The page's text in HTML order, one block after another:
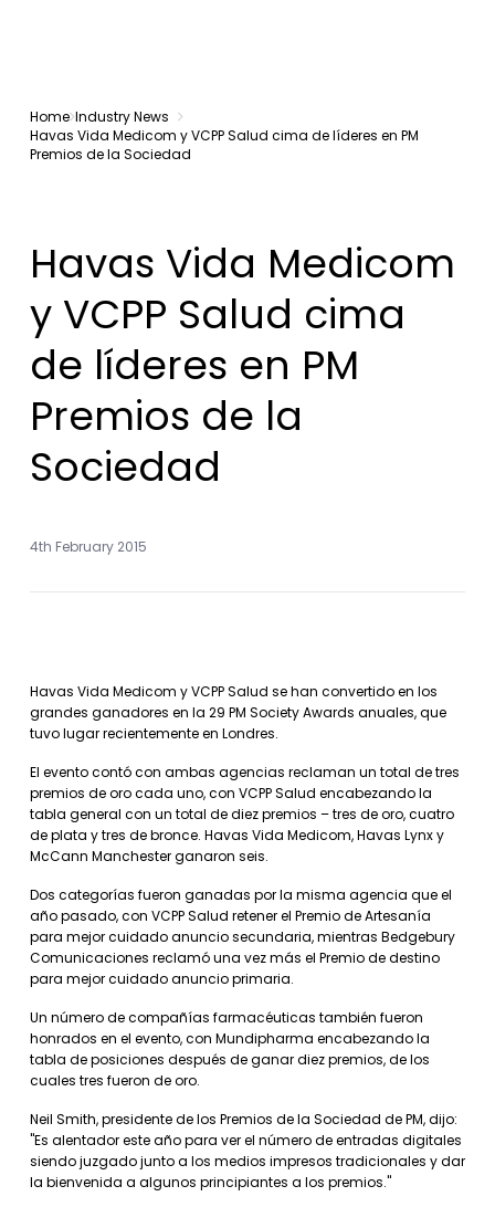
Home Industry News
Havas Vida Medicom y VCPP Salud cima de líderes en PM
Premios de la Sociedad
Havas Vida Medicom
y VCPP Salud cima
de líderes en PM
Premios de la
Sociedad
4th February 2015
Havas Vida Medicom y VCPP Salud se han convertido en los
grandes ganadores en la 29 PM Society Awards anuales, que
tuvo lugar recientemente en Londres.
El evento contó con ambas agencias reclaman un total de tres
premios de oro cada uno, con VCPP Salud encabezando la
tabla general con un total de diez premios – tres de oro, cuatro
de plata y tres de bronce. Havas Vida Medicom, Havas Lynx y
McCann Manchester ganaron seis.
Dos categorías fueron ganadas por la misma agencia que el
año pasado, con VCPP Salud retener el Premio de Artesanía
para mejor cuidado anuncio secundaria, mientras Bedgebury
Comunicaciones reclamó una vez más el Premio de destino
para mejor cuidado anuncio primaria.
Un número de compañías farmacéuticas también fueron
honrados en el evento, con Mundipharma encabezando la
tabla de posiciones después de ganar diez premios, de los
cuales tres fueron de oro.
Neil Smith, presidente de los Premios de la Sociedad de PM, dijo:
"Es alentador este año para ver el número de entradas digitales
siendo juzgado junto a los medios impresos tradicionales y dar
la bienvenida a algunos principiantes a los premios."